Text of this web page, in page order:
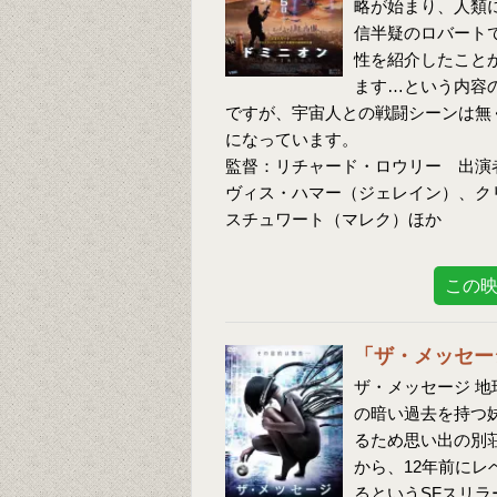
略が始まり、人類
信半疑のロバート
性を紹介したこと
ます…という内容
ですが、宇宙人との戦闘シーンは
になっています。
監督：リチャード・ロウリー 出演
ヴィス・ハマー（ジェレイン）、
スチュワート（マレク）ほか
この
「ザ・メッセ
ザ・メッセージ
の暗い過去を持つ
るため思い出の別
から、12年前にレ
るというSFスリ